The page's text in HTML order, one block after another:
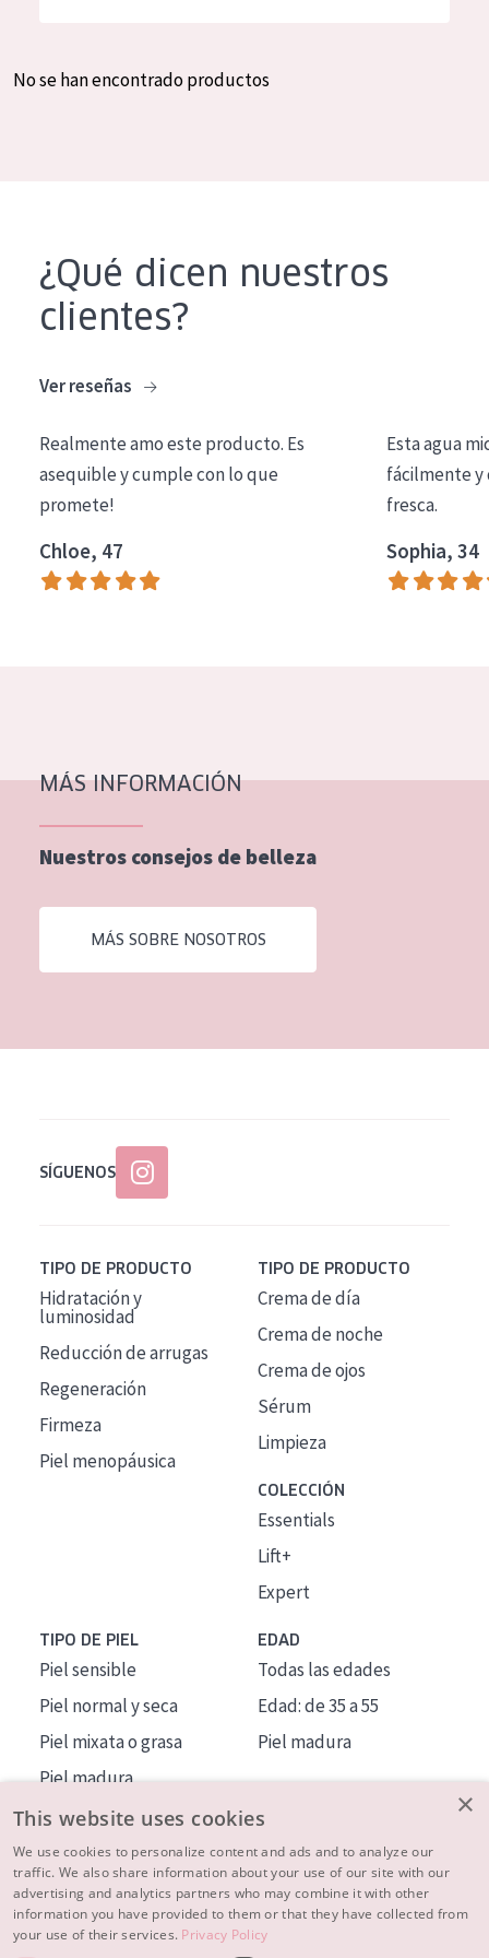
Crema de día
Crema de noche
Limpieza
COLECCIÓN
Essentials
Lift+
Piel normal y seca
Piel mixata o grasa
Piel madura
Piel expuesta al sol
Piel menopáusica
Todas las edades
Spanish
No se han encontrado productos
¿Qué dicen nuestros
clientes?
Ver reseñas
Realmente amo este producto. Es
asequible y cumple con lo que
promete!
Chloe, 47
Esta agua
fácilmente y
fresca.
Sophia, 34
MÁS INFORMACIÓN
Nuestros consejos de belleza
MÁS SOBRE NOSOTROS
SÍGUENOS
TIPO DE PRODUCTO
Hidratación y
luminosidad
Reducción de arrugas
Regeneración
Firmeza
Piel menopáusica
TIPO DE PRODUCTO
Crema de día
Crema de noche
Crema de ojos
Sérum
Limpieza
COLECCIÓN
Essentials
Lift+
Expert
TIPO DE PIEL
Piel sensible
Piel normal y seca
Piel mixata o grasa
Piel madura
Piel expuesta al sol
Piel menopáusica
EDAD
Todas las edades
Edad: de 35 a 55
Piel madura
MÁS SOBRE NOSOTROS
INSPIRACIÓN
×
This website uses cookies
We use cookies to personalize content and ads and to analyze our
traffic. We also share information about your use of our site with our
advertising and analytics partners who may combine it with other
information you have provided to them or that they have collected from
your use of their services. Privacy Policy